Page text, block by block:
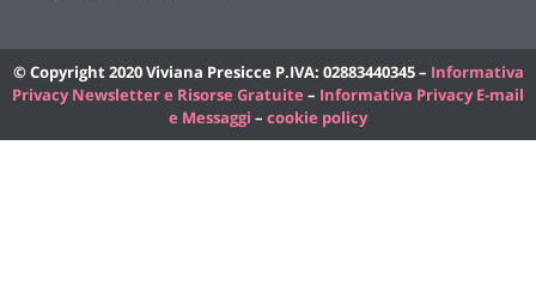
© Copyright 2020 Viviana Presicce P.IVA: 02883440345 – Informativa
Privacy Newsletter e Risorse Gratuite – Informativa Privacy E-mail
e Messaggi – cookie policy